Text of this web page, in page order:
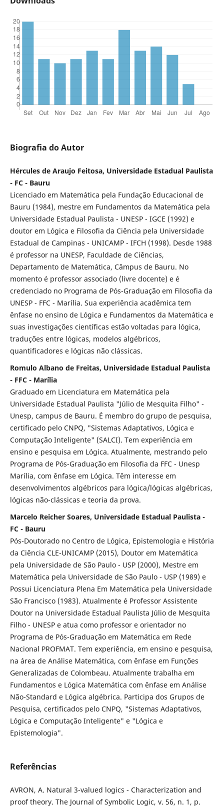
Biografia do Autor
Hércules de Araujo Feitosa, Universidade Estadual Paulista
- FC - Bauru
Licenciado em Matemática pela Fundação Educacional de
Bauru (1984), mestre em Fundamentos da Matemática pela
Universidade Estadual Paulista - UNESP - IGCE (1992) e
doutor em Lógica e Filosofia da Ciência pela Universidade
Estadual de Campinas - UNICAMP - IFCH (1998). Desde 1988
é professor na UNESP, Faculdade de Ciências,
Departamento de Matemática, Câmpus de Bauru. No
momento é professor associado (livre docente) e é
credenciado no Programa de Pós-Graduação em Filosofia da
UNESP - FFC - Marília. Sua experiência acadêmica tem
ênfase no ensino de Lógica e Fundamentos da Matemática e
suas investigações científicas estão voltadas para lógica,
traduções entre lógicas, modelos algébricos,
quantificadores e lógicas não clássicas.
Romulo Albano de Freitas, Universidade Estadual Paulista
- FFC - Marília
Graduado em Licenciatura em Matemática pela
Universidade Estadual Paulista "Júlio de Mesquita Filho" -
Unesp, campus de Bauru. É membro do grupo de pesquisa,
certificado pelo CNPQ, "Sistemas Adaptativos, Lógica e
Computação Inteligente" (SALCI). Tem experiência em
ensino e pesquisa em Lógica. Atualmente, mestrando pelo
Programa de Pós-Graduação em Filosofia da FFC - Unesp
Marília, com ênfase em Lógica. Têm interesse em
desenvolvimentos algébricos para lógica/lógicas algébricas,
lógicas não-clássicas e teoria da prova.
Marcelo Reicher Soares, Universidade Estadual Paulista -
FC - Bauru
Pós-Doutorado no Centro de Lógica, Epistemologia e História
da Ciência CLE-UNICAMP (2015), Doutor em Matemática
pela Universidade de São Paulo - USP (2000), Mestre em
Matemática pela Universidade de São Paulo - USP (1989) e
Possui Licenciatura Plena Em Matemática pela Universidade
São Francisco (1983). Atualmente é Professor Assistente
Doutor na Universidade Estadual Paulista Júlio de Mesquita
Filho - UNESP e atua como professor e orientador no
Programa de Pós-Graduação em Matemática em Rede
Nacional PROFMAT. Tem experiência, em ensino e pesquisa,
na área de Análise Matemática, com ênfase em Funções
Generalizadas de Colombeau. Atualmente trabalha em
Fundamentos e Lógica Matemática com ênfase em Análise
Não-Standard e Lógica algébrica. Participa dos Grupos de
Pesquisa, certificados pelo CNPQ, "Sistemas Adaptativos,
Lógica e Computação Inteligente" e "Lógica e
Epistemologia".
Referências
AVRON, A. Natural 3-valued logics - Characterization and
proof theory. The Journal of Symbolic Logic, v. 56, n. 1, p.